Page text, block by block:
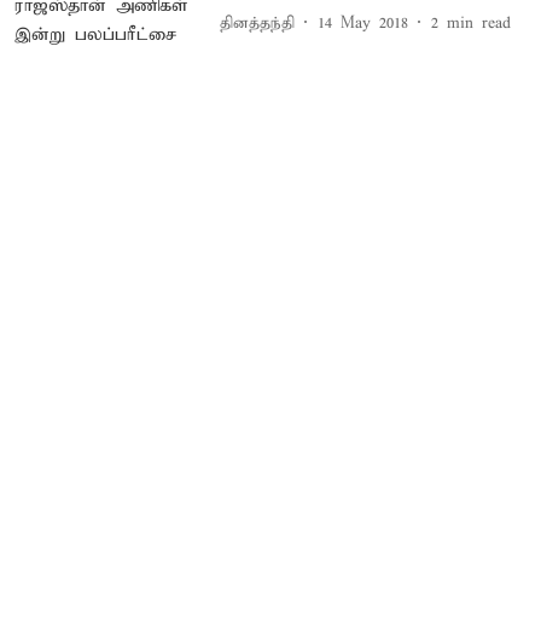
தினத்தந்தி 14 May 2018 2 min read